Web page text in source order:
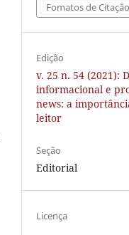
Fomatos de Citação
Edição
v. 25 n. 54 (2021):
informacional e
news: a
leitor
Seção
Editorial
Licença